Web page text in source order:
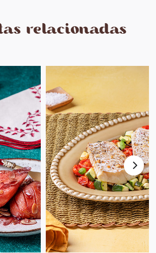
relacionadas